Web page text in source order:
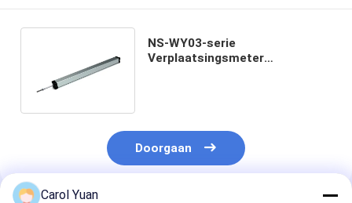
NS-WY03-serie
Verplaatsingsmeter
Doorgaan
Carol Yuan